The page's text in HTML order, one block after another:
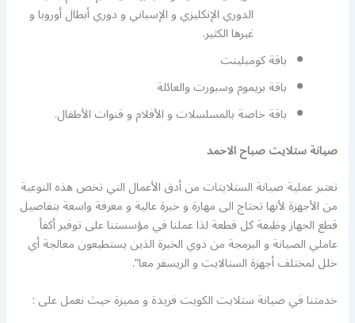
الدوري الإنكليزي و الإسباني و دوري أبطال أوروبا و
غيرها الكثير.
باقة كومبلينت
باقة بريموم وسبورت والعائلة
باقة خاصة بالمسلسلات و الأفلام و قنوات الأطفال.
صيانة ستلايت صباح الاحمد
تعتبر عملية صيانة الستلايتات من أدق الأعمال التي تخص هذه النوعية
من الأجهزة لأنها تحتاج الى مهارة و خبرة عالية و معرفة واسعة بتفاصيل
قطع الجهاز وظيفة كل قطعة لذا عملنا في مؤسستنا على توفير أكفأ
عاملي الصيانة و البرمجة من ذوي الخبرة الذين يستطيعون معالجة أي
خلل لمختلف أجهزة الستالايت و الريسفر معا”.
خدمتنا في صيانة ستلايت الكويت فريدة و مميزة حيث نعمل على :